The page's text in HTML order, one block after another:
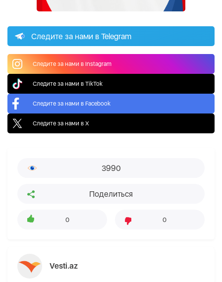
Следите за нами в Telegram
Следите за нами в Instagram
Следите за нами в TikTok
Следите за нами в Facebook
Следите за нами в X
3990
Поделиться
0 0
Vesti.az